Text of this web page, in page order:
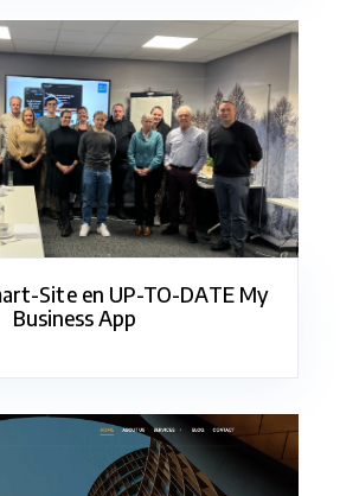
Site en UP-TO-DATE My
Business App